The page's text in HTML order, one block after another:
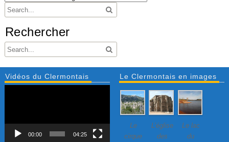
Rechercher
Vidéos du Clermontais
00:00 04:25
Le Clermontais en images
Le
cirque
L’église
des
Le lac
du